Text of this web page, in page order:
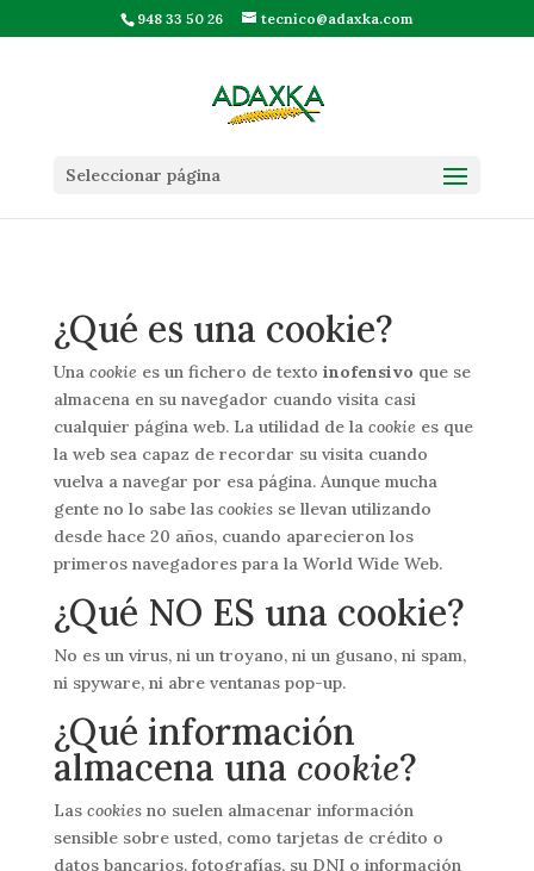
948 33 50 26 tecnico@adaxka.com
Seleccionar página
¿Qué es una cookie?
Una cookie es un fichero de texto inofensivo que se
almacena en su navegador cuando visita casi
cualquier página web. La utilidad de la cookie es que
la web sea capaz de recordar su visita cuando
vuelva a navegar por esa página. Aunque mucha
gente no lo sabe las cookiesse llevan utilizando
desde hace 20 años, cuando aparecieron los
primeros navegadores para la World Wide Web.
¿Qué NO ES una cookie?
No es un virus, ni un troyano, ni un gusano, ni spam,
ni spyware, ni abre ventanas pop-up.
¿Qué información
almacena una cookie?
Las cookiesno suelen almacenar información
sensible sobre usted, como tarjetas de crédito o
datos bancarios, fotografías, su DNI o información